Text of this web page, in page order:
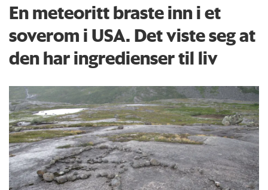
En meteoritt braste inn i et
soverom i USA. Det viste seg at
den har ingredienser til liv